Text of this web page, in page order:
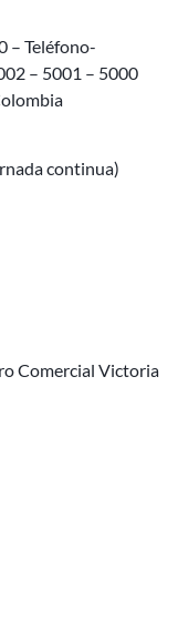
– Teléfono-
– 5001 – 5000
continua)
Comercial Victoria